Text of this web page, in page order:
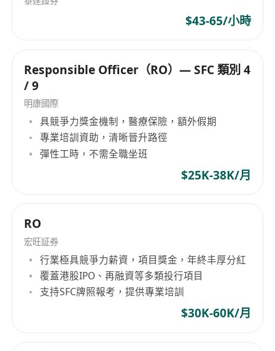
际 、联储证券国际以及摩根大通等。团队了解国内
外情况，从而 能够为客户提供更加务实的本土化定
$43-65/小時
Responsible Officer（RO）— SFC 類別 4
/ 9
明康國際
具競爭力獎金機制，醫療保險，額外假期
專業培訓資助，清晰晉升路徑
彈性工時，不需全職坐班
$25K-38K/月
RO
宏旺証券
行業極具競爭力薪資，項目獎金，年終丰厚分紅
覆蓋港股IPO、再融資等多類投行項目
支持SFC牌照報考，提供專業培訓
$30K-60K/月